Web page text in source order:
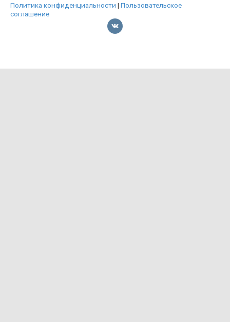
Политика конфиденциальности | Пользовательское
соглашение